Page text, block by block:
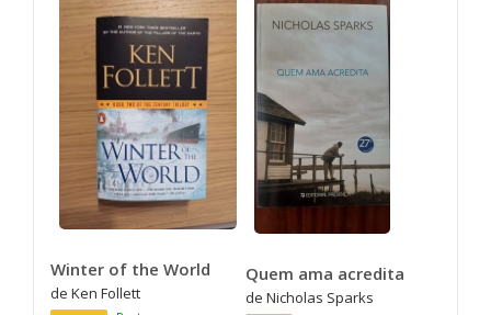
Winter of the World
de Ken Follett
Quem ama acredita
de Nicholas Sparks